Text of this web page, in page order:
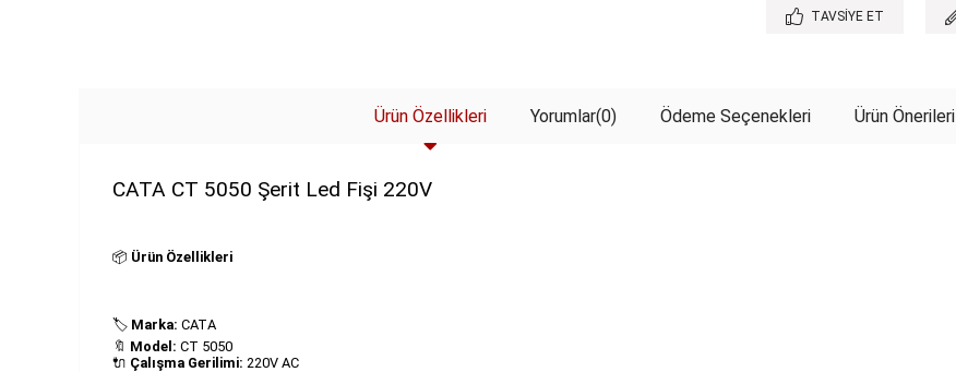
TAVSIYE ET
Ürün Özellikleri Yorumlar(0) Ödeme Seçenekleri Ürün Önerileri
CATA CT 5050 Şerit Led Fişi 220V
📦 Ürün Özellikleri
🏷 Marka: CATA
🔖 Model: CT 5050
🔌 Çalışma Gerilimi: 220V AC